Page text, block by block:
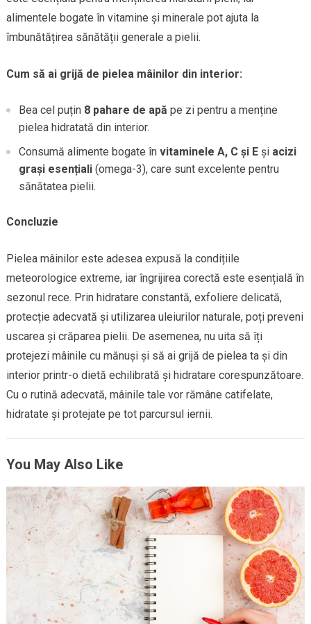
alimentele bogate în vitamine și minerale pot ajuta la
îmbunătățirea sănătății generale a pielii.
Cum să ai grijă de pielea mâinilor din interior:
Bea cel puțin 8 pahare de apă pe zi pentru a menține
pielea hidratată din interior.
Consumă alimente bogate în vitaminele A, C și Eși acizi
grași esențiali(omega-3), care sunt excelente pentru
sănătatea pielii.
Concluzie
Pielea mâinilor este adesea expusă la condițiile
meteorologice extreme, iar îngrijirea corectă este esențială în
sezonul rece. Prin hidratare constantă, exfoliere delicată,
protecție adecvată și utilizarea uleiurilor naturale, poți preveni
uscarea și crăparea pielii. De asemenea, nu uita să îți
protejezi mâinile cu mănuși și să ai grijă de pielea ta și din
interior printr-o dietă echilibrată și hidratare corespunzătoare.
Cu o rutină adecvată, mâinile tale vor rămâne catifelate,
hidratate și protejate pe tot parcursul iernii.
You May Also Like